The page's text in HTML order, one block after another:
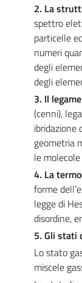
2. La
spettro
particelle
numeri
degli
degli
3. Il
(cenni),
ibridazione
geometria
le
4. La
forme
legge di
disordine,
5. Gli stati
Lo stato
miscele